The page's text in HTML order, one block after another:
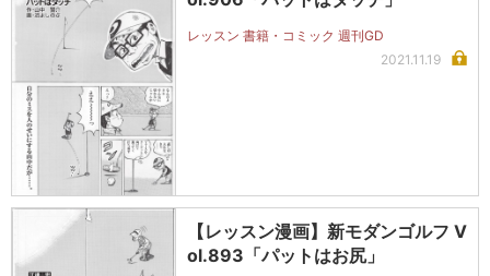
レッスン 書籍・コミック 週刊GD
2021.11.19
【レッスン漫画】新モダンゴルフ V
ol.893「パットはお尻」